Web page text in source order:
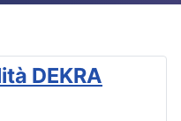
DEKRA